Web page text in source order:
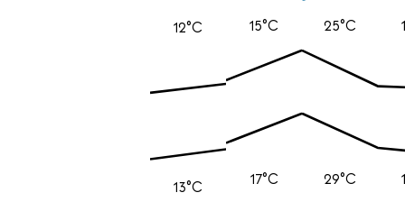
12°C
13°C
15°C
17°C
25°C
29°C